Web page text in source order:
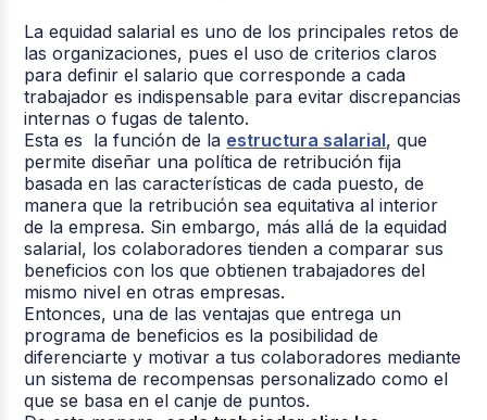
La equidad salarial es uno de los principales retos de
las organizaciones, pues el uso de criterios claros
para definir el salario que corresponde a cada
trabajador es indispensable para evitar discrepancias
internas o fugas de talento.
Esta es la función de la estructura salarial, que
permite diseñar una política de retribución fija
basada en las características de cada puesto, de
manera que la retribución sea equitativa al interior
de la empresa. Sin embargo, más allá de la equidad
salarial, los colaboradores tienden a comparar sus
beneficios con los que obtienen trabajadores del
mismo nivel en otras empresas.
Entonces, una de las ventajas que entrega un
programa de beneficios es la posibilidad de
diferenciarte y motivar a tus colaboradores mediante
un sistema de recompensas personalizado como el
que se basa en el canje de puntos.